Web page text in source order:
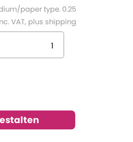
paper type.0.25
VAT, plus shipping